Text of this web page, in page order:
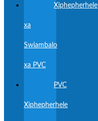
Xiphepherhele
xa
Swiambalo
xa PVC
PVC
Xiphepherhele